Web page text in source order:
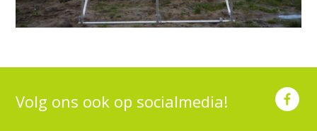
Volg ons ook op socialmedia!